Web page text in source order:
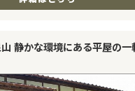
静かな環境にある平屋の一